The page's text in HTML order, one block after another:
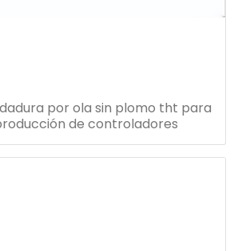
por ola sin plomo tht para
de controladores